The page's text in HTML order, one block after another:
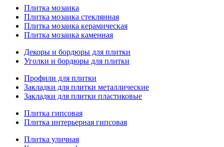
Плитка мозаика
Плитка мозаика стеклянная
Плитка мозаика керамическая
Плитка мозаика каменная
Декоры и бордюры для плитки
Уголки и бордюры для плитки
Профили для плитки
Закладки для плитки металлические
Закладки для плитки пластиковые
Плитка гипсовая
Плитка интерьерная гипсовая
Плитка уличная